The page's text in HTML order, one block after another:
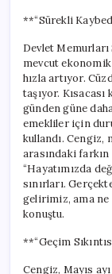
**“Sürekli
Devlet
mevcut
hızla artıyor.
taşıyor.
günden güne
emekliler için
kullandı. Cengiz,
arasındaki
“Hayatımızda
sınırları.
gelirimiz, ama ne
konuştu.
**“Geçim
Cengiz, Mayıs